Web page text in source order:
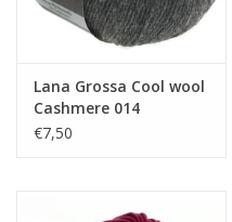
Lana Grossa Cool wool
Cashmere 014
€7,50